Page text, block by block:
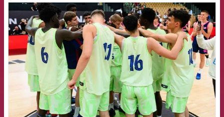
FCB Barcelona badge